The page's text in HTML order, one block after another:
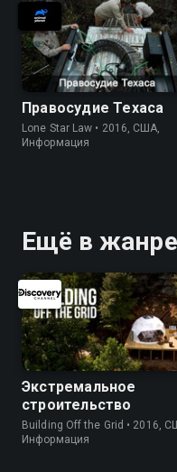
Правосудие Техаса
Lone Star Law • 2016, США,
Информация
Ещё в
Экстремальное
строительство
Building Off the Grid • 2016,
Информация